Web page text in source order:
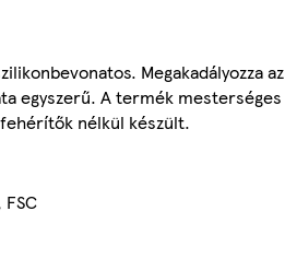
Megakadályozza az
egyszerű. A termék mesterséges
nélkül készült.